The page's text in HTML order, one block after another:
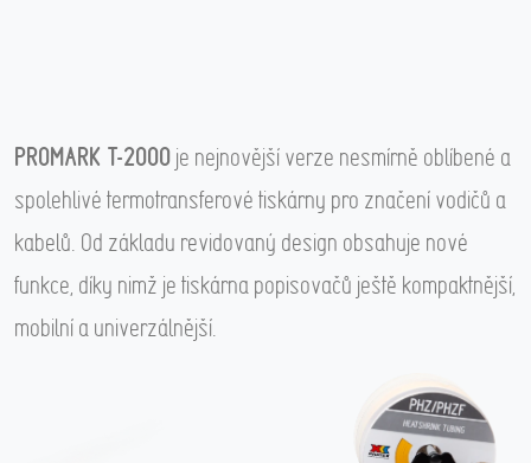
PROMARK T-2000 je nejnovější verze nesmírně oblíbené a
spolehlivé termotransferové tiskárny pro značení vodičů a
kabelů. Od základu revidovaný design obsahuje nové
funkce, díky nimž je tiskárna popisovačů ještě kompaktnější,
mobilní a univerzálnější.